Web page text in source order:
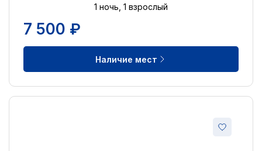
1 ночь, 1 взрослый
7 500 ₽
Наличие мест